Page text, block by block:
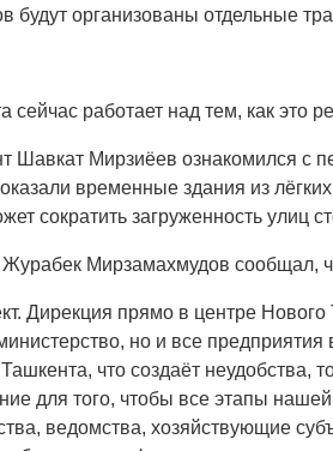
будут организованы отдельные
сейчас работает над тем, как это
Шавкат Мирзиёев ознакомился с
временные здания из
сократить загруженность улиц
Журабек Мирзамахмудов сообщал,
Дирекция прямо в центре
но и все
что создаёт неудобства,
для того, чтобы все этапы
ведомства, хозяйствующие